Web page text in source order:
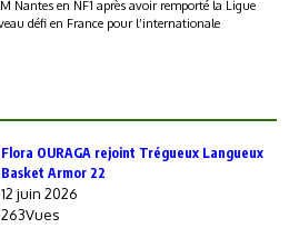
Flora OURAGA rejoint Trégueux Langueux
Basket Armor 22
12 juin 2026
263Vues